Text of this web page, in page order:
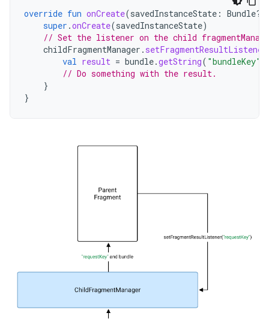
override fun onCreate(savedInstanceState : Bundle?)
super .onCreate(savedInstanceState)
// Set the listener on the child
childFragmentManager . setFragmentResultListener
val result = bundle.getString( "bundleKey"
// Do something with the result.
}
}